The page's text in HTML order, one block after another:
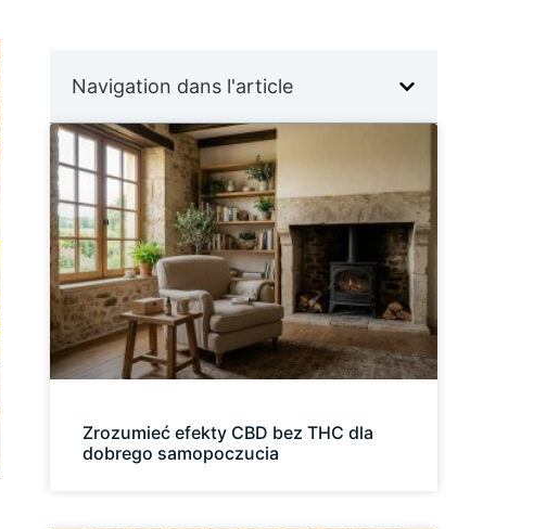
Navigation dans l'article
Zrozumieć efekty CBD bez THC dla
dobrego samopoczucia